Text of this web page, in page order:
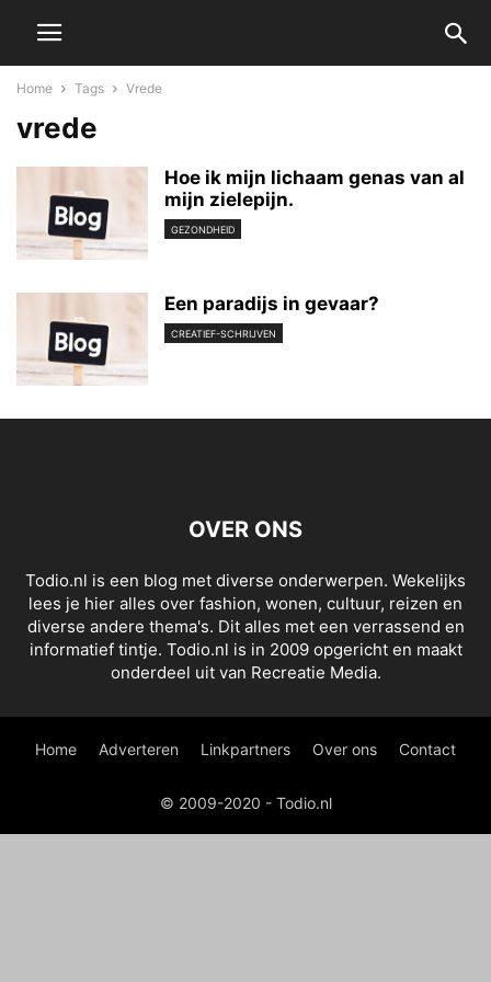
Home Tags Vrede
vrede
Hoe ik mijn lichaam genas van al
mijn zielepijn.
GEZONDHEID
Een paradijs in gevaar?
CREATIEF-SCHRIJVEN
OVER ONS
Todio.nl is een blog met diverse onderwerpen. Wekelijks
lees je hier alles over fashion, wonen, cultuur, reizen en
diverse andere thema's. Dit alles met een verrassend en
informatief tintje. Todio.nl is in 2009 opgericht en maakt
onderdeel uit van Recreatie Media.
Home Adverteren Linkpartners Over ons Contact
© 2009-2020 - Todio.nl